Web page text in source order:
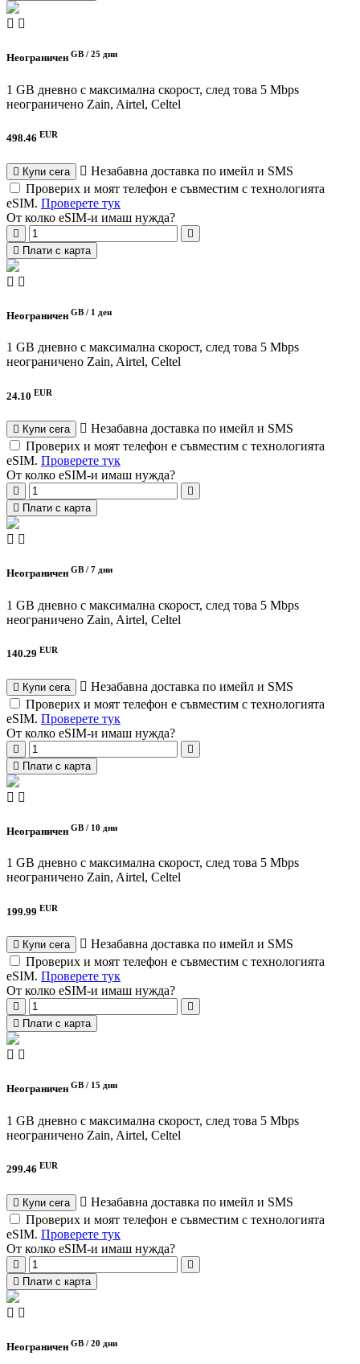
Неограничен GB / 25 дни
1 GB дневно с максимална скорост, след това 5 Mbps
неограничено Zain, Airtel, Celtel
498.46 EUR
Купи сега
Незабавна доставка по имейл и SMS
Проверих и моят телефон е съвместим с технологията
eSIM. Проверете тук
От колко eSIM-и имаш нужда?
Плати с карта
Неограничен GB / 1 ден
1 GB дневно с максимална скорост, след това 5 Mbps
неограничено Zain, Airtel, Celtel
24.10 EUR
Купи сега
Незабавна доставка по имейл и SMS
Проверих и моят телефон е съвместим с технологията
eSIM. Проверете тук
От колко eSIM-и имаш нужда?
Плати с карта
Неограничен GB / 7 дни
1 GB дневно с максимална скорост, след това 5 Mbps
неограничено Zain, Airtel, Celtel
140.29 EUR
Купи сега
Незабавна доставка по имейл и SMS
Проверих и моят телефон е съвместим с технологията
eSIM. Проверете тук
От колко eSIM-и имаш нужда?
Плати с карта
Неограничен GB / 10 дни
1 GB дневно с максимална скорост, след това 5 Mbps
неограничено Zain, Airtel, Celtel
199.99 EUR
Купи сега
Незабавна доставка по имейл и SMS
Проверих и моят телефон е съвместим с технологията
eSIM. Проверете тук
От колко eSIM-и имаш нужда?
Плати с карта
Неограничен GB / 15 дни
1 GB дневно с максимална скорост, след това 5 Mbps
неограничено Zain, Airtel, Celtel
299.46 EUR
Купи сега
Незабавна доставка по имейл и SMS
Проверих и моят телефон е съвместим с технологията
eSIM. Проверете тук
От колко eSIM-и имаш нужда?
Плати с карта
Неограничен GB / 20 дни